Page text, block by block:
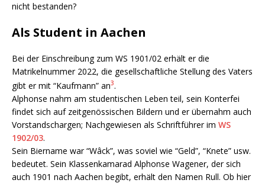
nicht bestanden?
Als Student in Aachen
Bei der Einschreibung zum WS 1901/02 erhält er die
Matrikelnummer 2022, die gesellschaftliche Stellung des Vaters
gibt er mit “Kaufmann” an3.
Alphonse nahm am studentischen Leben teil, sein Konterfei
findet sich auf zeitgenössischen Bildern und er übernahm auch
Vorstandschargen; Nachgewiesen als Schriftführer im WS
1902/03.
Sein Biername war “Wâck”, was soviel wie “Geld”, “Knete” usw.
bedeutet. Sein Klassenkamarad Alphonse Wagener, der sich
auch 1901 nach Aachen begibt, erhält den Namen Rull. Ob hier